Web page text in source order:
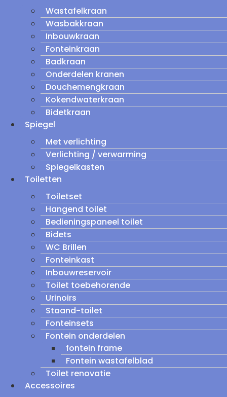
Wastafelkraan
Wasbakkraan
Inbouwkraan
Fonteinkraan
Badkraan
Onderdelen kranen
Douchemengkraan
Kokendwaterkraan
Bidetkraan
Spiegel
Met verlichting
Verlichting / verwarming
Spiegelkasten
Toiletten
Toiletset
Hangend toilet
Bedieningspaneel toilet
Bidets
WC Brillen
Fonteinkast
Inbouwreservoir
Toilet toebehorende
Urinoirs
Staand-toilet
Fonteinsets
Fontein onderdelen
fontein frame
Fontein wastafelblad
Toilet renovatie
Accessoires